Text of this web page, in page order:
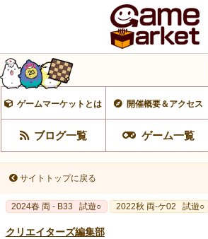
ゲームマーケットとは 開催概要＆アクセス
ブログ一覧 ゲーム一覧
サイトトップに戻る
2024春 両 - B33 試遊○ 2022秋 両-ケ02 試遊○
クリエイターズ編集部